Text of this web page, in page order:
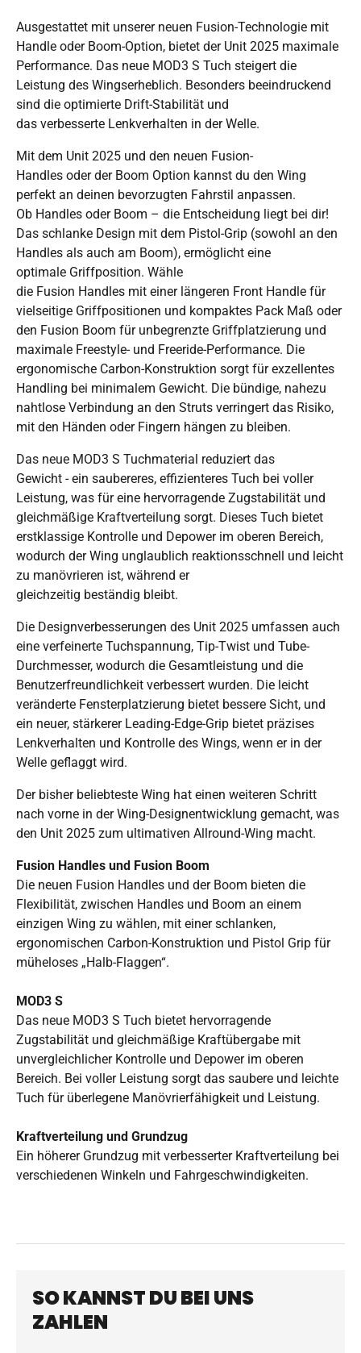
Ausgestattet mit unserer neuen Fusion-Technologie mit
Handle oder Boom-Option, bietet der Unit 2025 maximale
Performance. Das neue MOD3 S Tuch steigert die
Leistung des Wingserheblich. Besonders beeindruckend
sind die optimierte Drift-Stabilität und
das verbesserte Lenkverhalten in der Welle.
Mit dem Unit 2025 und den neuen Fusion-
Handles oder der Boom Option kannst du den Wing
perfekt an deinen bevorzugten Fahrstil anpassen.
Ob Handles oder Boom – die Entscheidung liegt bei dir!
Das schlanke Design mit dem Pistol-Grip (sowohl an den
Handles als auch am Boom), ermöglicht eine
optimale Griffposition. Wähle
die Fusion Handles mit einer längeren Front Handle für
vielseitige Griffpositionen und kompaktes Pack Maß oder
den Fusion Boom für unbegrenzte Griffplatzierung und
maximale Freestyle- und Freeride-Performance. Die
ergonomische Carbon-Konstruktion sorgt für exzellentes
Handling bei minimalem Gewicht. Die bündige, nahezu
nahtlose Verbindung an den Struts verringert das Risiko,
mit den Händen oder Fingern hängen zu bleiben.
Das neue MOD3 S Tuchmaterial reduziert das
Gewicht - ein saubereres, effizienteres Tuch bei voller
Leistung, was für eine hervorragende Zugstabilität und
gleichmäßige Kraftverteilung sorgt. Dieses Tuch bietet
erstklassige Kontrolle und Depower im oberen Bereich,
wodurch der Wing unglaublich reaktionsschnell und leicht
zu manövrieren ist, während er
gleichzeitig beständig bleibt.
Die Designverbesserungen des Unit 2025 umfassen auch
eine verfeinerte Tuchspannung, Tip-Twist und Tube-
Durchmesser, wodurch die Gesamtleistung und die
Benutzerfreundlichkeit verbessert wurden. Die leicht
veränderte Fensterplatzierung bietet bessere Sicht, und
ein neuer, stärkerer Leading-Edge-Grip bietet präzises
Lenkverhalten und Kontrolle des Wings, wenn er in der
Welle geflaggt wird.
Der bisher beliebteste Wing hat einen weiteren Schritt
nach vorne in der Wing-Designentwicklung gemacht, was
den Unit 2025 zum ultimativen Allround-Wing macht.
Fusion Handles und Fusion Boom
Die neuen Fusion Handles und der Boom bieten die
Flexibilität, zwischen Handles und Boom an einem
einzigen Wing zu wählen, mit einer schlanken,
ergonomischen Carbon-Konstruktion und Pistol Grip für
müheloses „Halb-Flaggen“.
MOD3 S
Das neue MOD3 S Tuch bietet hervorragende
Zugstabilität und gleichmäßige Kraftübergabe mit
unvergleichlicher Kontrolle und Depower im oberen
Bereich. Bei voller Leistung sorgt das saubere und leichte
Tuch für überlegene Manövrierfähigkeit und Leistung.
Kraftverteilung und Grundzug
Ein höherer Grundzug mit verbesserter Kraftverteilung bei
verschiedenen Winkeln und Fahrgeschwindigkeiten.
SO KANNST DU BEI UNS
ZAHLEN